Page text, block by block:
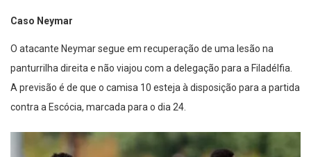
Caso Neymar
O atacante Neymar segue em recuperação de uma lesão na
panturrilha direita e não viajou com a delegação para a Filadélfia.
A previsão é de que o camisa 10 esteja à disposição para a partida
contra a Escócia, marcada para o dia 24.